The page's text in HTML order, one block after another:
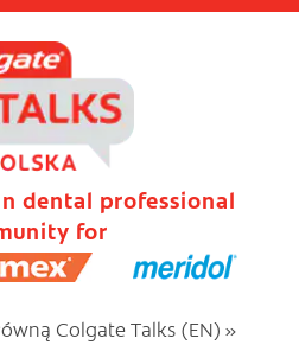
dental professional
for
Colgate Talks (EN) »